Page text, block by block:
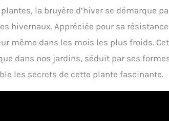
la bruyère d’hiver se démarque
hivernaux. Appréciée pour sa
même dans les mois les plus froids.
dans nos jardins, séduit par ses
les secrets de cette plante fascinante.